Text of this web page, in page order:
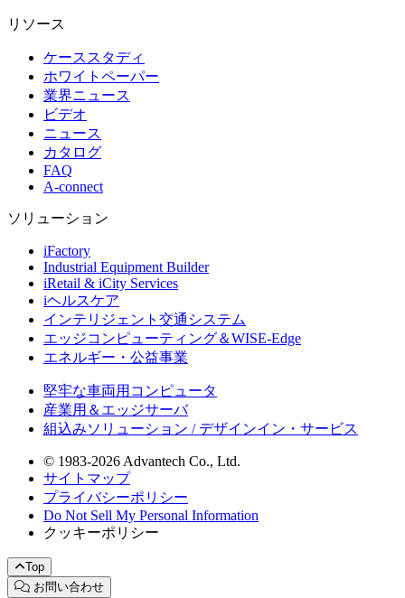
リソース
ケーススタディ
ホワイトペーパー
業界ニュース
ビデオ
ニュース
カタログ
FAQ
A-connect
ソリューション
iFactory
Industrial Equipment Builder
iRetail & iCity Services
iヘルスケア
インテリジェント交通システム
エッジコンピューティング＆WISE-Edge
エネルギー・公益事業
堅牢な車両用コンピュータ
産業用＆エッジサーバ
組込みソリューション / デザインイン・サービス
© 1983-2026 Advantech Co., Ltd.
サイトマップ
プライバシーポリシー
Do Not Sell My Personal Information
クッキーポリシー
Top
お問い合わせ